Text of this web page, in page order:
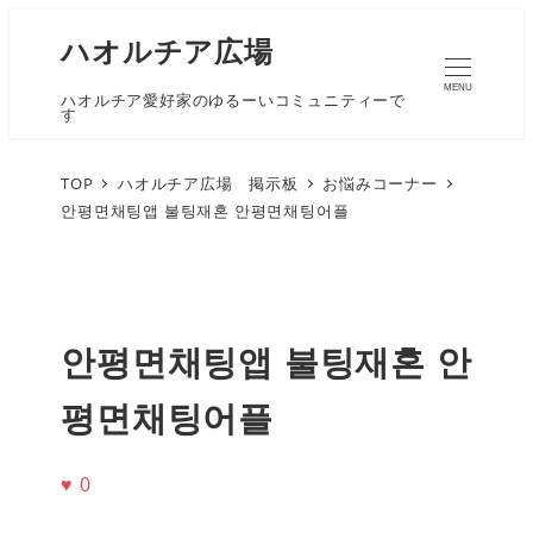
ハオルチア広場
ハオルチア愛好家のゆるーいコミュニティーで
す
MENU
TOP ハオルチア広場 掲示板
お悩みコーナー
안평면채팅앱 불팅재혼 안평면채팅어플
안평면채팅앱 불팅재혼 안
평면채팅어플
♥ 0